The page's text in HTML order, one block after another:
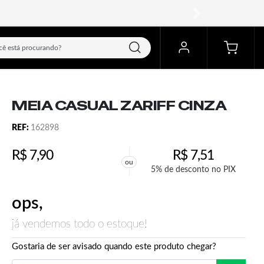
MEIA CASUAL ZARIFF CINZA
REF: 162898
R$7,90 ou R$7,51
5% de desconto no PIX
ops,
já vendemos todo o estoque!
Gostaria de ser avisado quando este produto chegar?